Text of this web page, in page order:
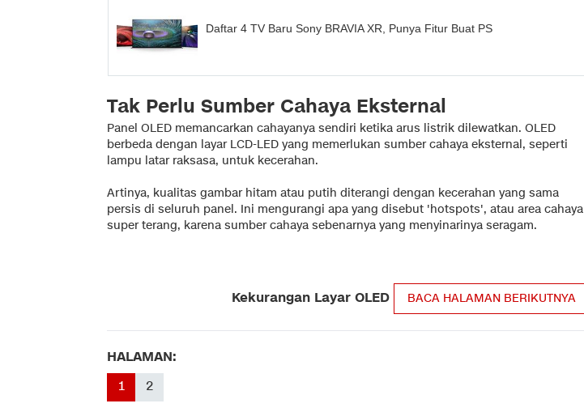
Daftar 4 TV Baru Sony BRAVIA XR, Punya Fitur Buat PS
Tak Perlu Sumber Cahaya Eksternal
Panel OLED memancarkan cahayanya sendiri ketika arus listrik dilewatkan. OLED
berbeda dengan layar LCD-LED yang memerlukan sumber cahaya eksternal, seperti
lampu latar raksasa, untuk kecerahan.
Artinya, kualitas gambar hitam atau putih diterangi dengan kecerahan yang sama
persis di seluruh panel. Ini mengurangi apa yang disebut 'hotspots', atau area cahaya
super terang, karena sumber cahaya sebenarnya yang menyinarinya seragam.
Kekurangan Layar OLED BACA HALAMAN BERIKUTNYA
HALAMAN:
1 2